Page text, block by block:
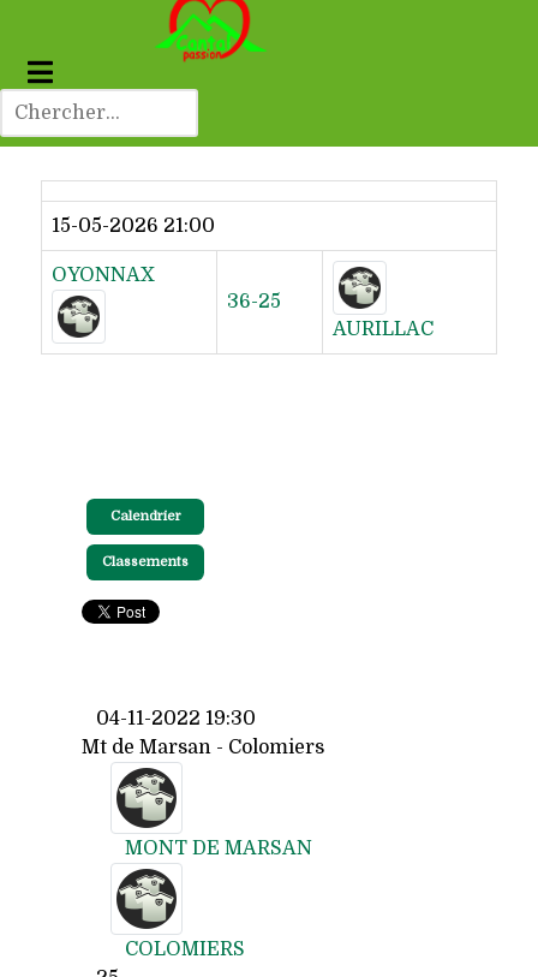
Dernier résultat
15-05-2026 21:00
OYONNAX
36-25
AURILLAC
Calendrier
Classements
04-11-2022 19:30
Mt de Marsan - Colomiers
MONT DE MARSAN
COLOMIERS